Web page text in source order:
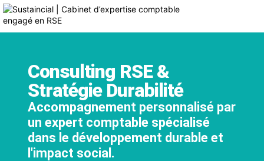
Consulting RSE &
Stratégie Durabilité
Accompagnement personnalisé par
un expert comptable spécialisé
dans le développement durable et
l'impact social.